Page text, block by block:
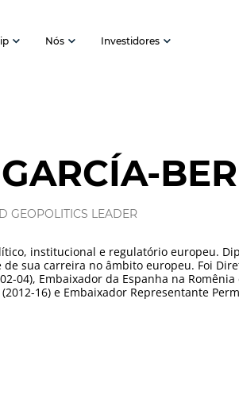
Nós Investidores
GEOPOLITICS LEADER
institucional e regulatório europeu.
sua carreira no âmbito europeu. Foi
04), Embaixador da Espanha na Romênia
16) e Embaixador Representante